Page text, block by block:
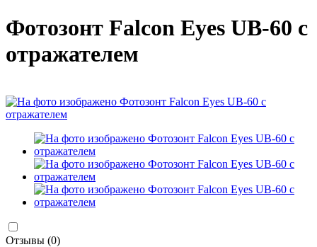
Фотозонт Falcon Eyes UB-60 с
отражателем
Отзывы (0)